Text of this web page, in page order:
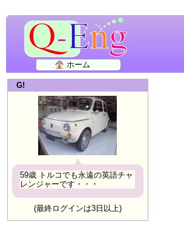
ホーム
G!
59歳 トルコでも永遠の英語チャ
レンジャーです・・・
(最終ログインは3日以上)